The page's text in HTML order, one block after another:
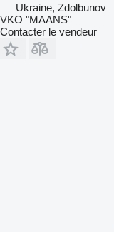
Ukraine, Zdolbunov
VKO "MAANS"
Contacter le vendeur